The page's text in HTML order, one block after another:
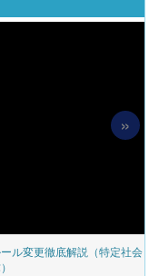
ル変更徹底解説（特定社会
»